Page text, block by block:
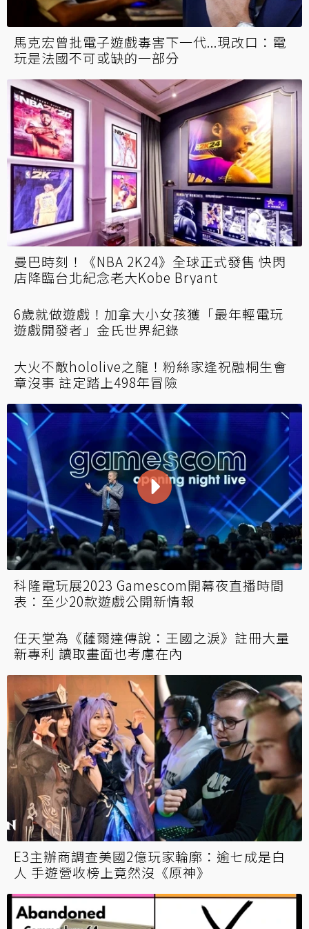
馬克宏曾批電子遊戲毒害下一代...現改口：電
玩是法國不可或缺的一部分
曼巴時刻！《NBA 2K24》全球正式發售 快閃
店降臨台北紀念老大Kobe Bryant
6歲就做遊戲！加拿大小女孩獲「最年輕電玩
遊戲開發者」金氏世界紀錄
大火不敵hololive之龍！粉絲家逢祝融桐生會
章沒事 註定踏上498年冒險
科隆電玩展2023 Gamescom開幕夜直播時間